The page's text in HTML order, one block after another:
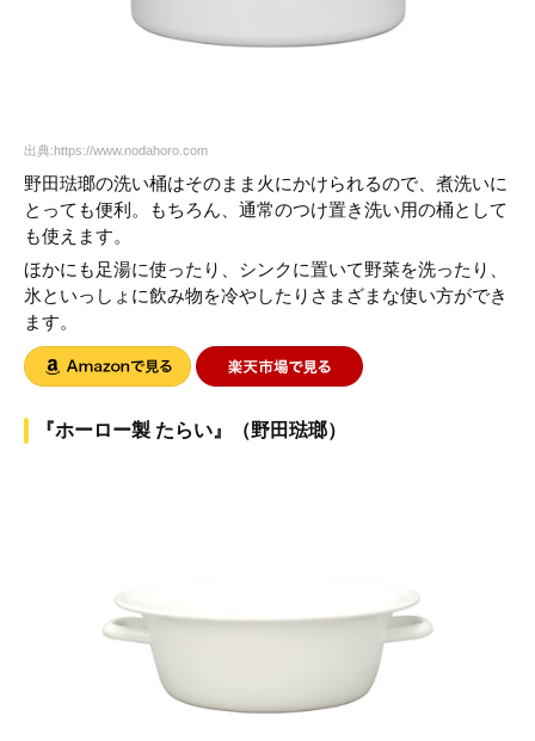
出典:https://www.nodahoro.com
野田琺瑯の洗い桶はそのまま火にかけられるので、煮洗いに
とっても便利。もちろん、通常のつけ置き洗い用の桶として
も使えます。
ほかにも足湯に使ったり、シンクに置いて野菜を洗ったり、
氷といっしょに飲み物を冷やしたりさまざまな使い方ができ
ます。
『ホーロー製 たらい』（野田琺瑯）